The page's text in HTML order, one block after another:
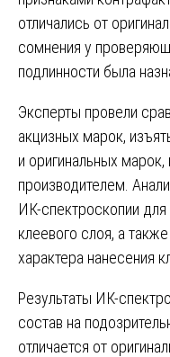
отличались от
сомнения у
подлинности была
Эксперты провели
акцизных марок,
и оригинальных
производителем.
ИК-спектроскопии
клеевого слоя, а
характера нанесения
Результаты ИК-
состав на
отличается от